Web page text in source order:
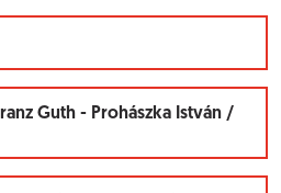
Guth - Prohászka István /